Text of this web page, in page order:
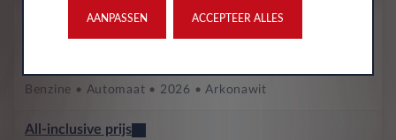
Benzine Automaat 2026 Arkonawit
All-inclusive prijs
AANPASSEN ACCEPTEER ALLES